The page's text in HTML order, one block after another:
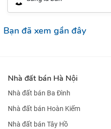
Bạn đã xem gần đây
Nhà đất bán Hà Nội
Nhà đất bán Ba Đình
Nhà đất bán Hoàn Kiếm
Nhà đất bán Tây Hồ